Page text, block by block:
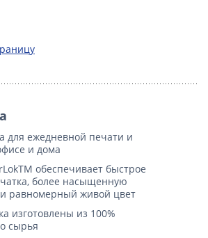
для ежедневной печати и
и дома
обеспечивает быстрое
более насыщенную
равномерный живой цвет
изготовлены из 100%
сырья